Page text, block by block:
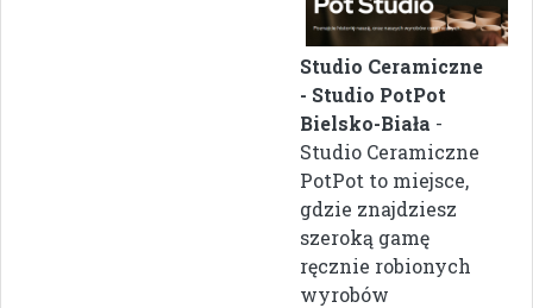
Studio Ceramiczne
- Studio PotPot
Bielsko-Biała -
Studio Ceramiczne
PotPot to miejsce,
gdzie znajdziesz
szeroką gamę
ręcznie robionych
wyrobów